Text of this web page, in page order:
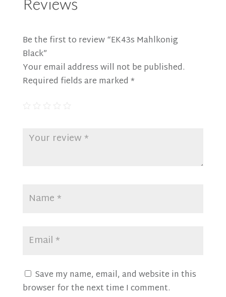
Reviews
Be the first to review “EK43s Mahlkonig
Black”
Your email address will not be published.
Required fields are marked *
Save my name, email, and website in this
browser for the next time I comment.